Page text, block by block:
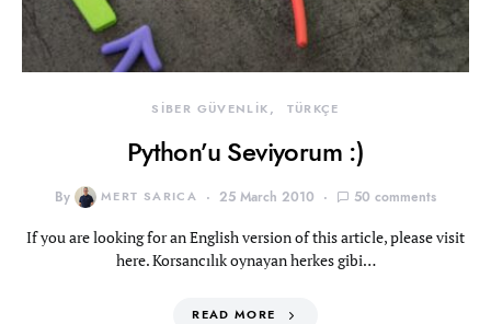
SİBER GÜVENLİK TÜRKÇE
Python’u Seviyorum :)
By MERT SARICA 25 March 2010 50 comments
If you are looking for an English version of this article, please visit
here. Korsancılık oynayan herkes gibi…
READ MORE